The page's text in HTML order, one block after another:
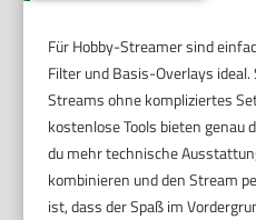
Für Hobby-Streamer sind
Filter und Basis-Overlays
Streams ohne kompliziertes
kostenlose Tools bieten genau
du mehr technische
kombinieren und den Stream
ist, dass der Spaß im